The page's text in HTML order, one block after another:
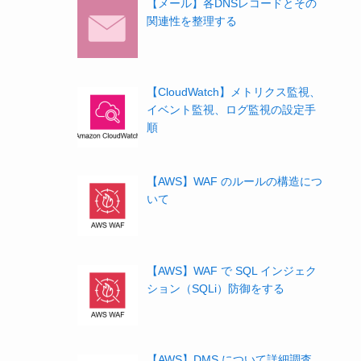
【メール】各DNSレコードとその
関連性を整理する
【CloudWatch】メトリクス監視、
イベント監視、ログ監視の設定手
順
【AWS】WAF のルールの構造につ
いて
【AWS】WAF で SQL インジェク
ション（SQLi）防御をする